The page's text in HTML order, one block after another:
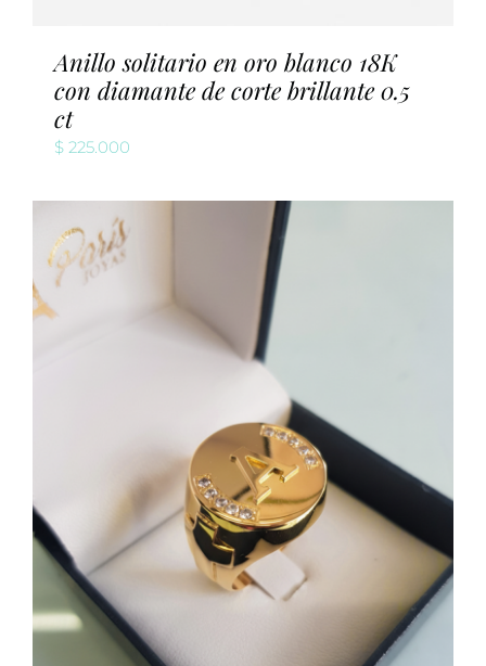
Anillo solitario en oro blanco 18K
con diamante de corte brillante 0.5
ct
$ 225.000